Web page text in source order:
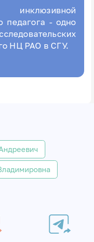
педагога - одно
НЦ РАО в СГУ.